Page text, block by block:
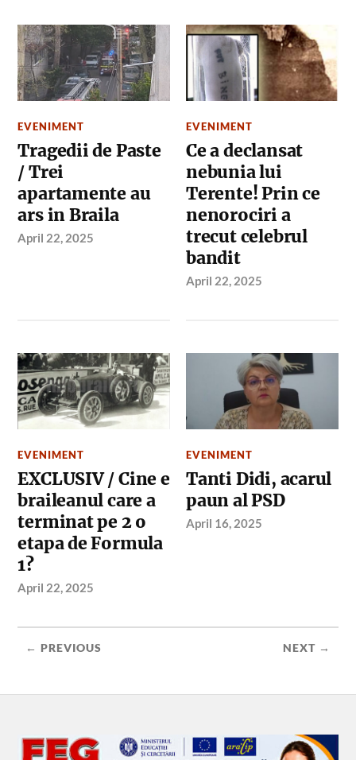
EVENIMENT
Tragedii de Paste
/ Trei
apartamente au
ars in Braila
April 22, 2025
EVENIMENT
Ce a declansat
nebunia lui
Terente! Prin ce
nenorociri a
trecut celebrul
bandit
April 22, 2025
EVENIMENT
EXCLUSIV / Cine e
braileanul care a
terminat pe 2 o
etapa de Formula
1?
April 22, 2025
EVENIMENT
Tanti Didi, acarul
paun al PSD
April 16, 2025
← PREVIOUS NEXT →